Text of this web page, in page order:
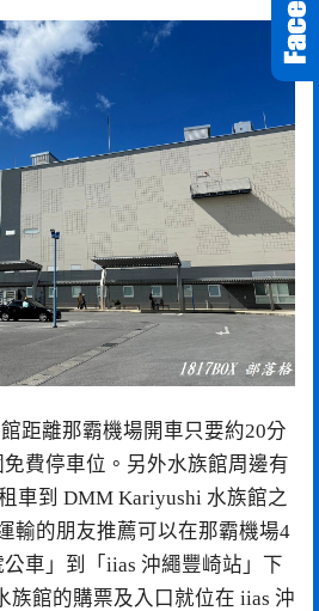
距離那霸機場開車只要約20分
費停車位。另外水族館周邊有
車到 DMM Kariyushi 水族館之
輸的朋友推薦可以在那霸機場4
車」到「iias 沖繩豐崎站」下
族館的購票及入口就位在 iias 沖